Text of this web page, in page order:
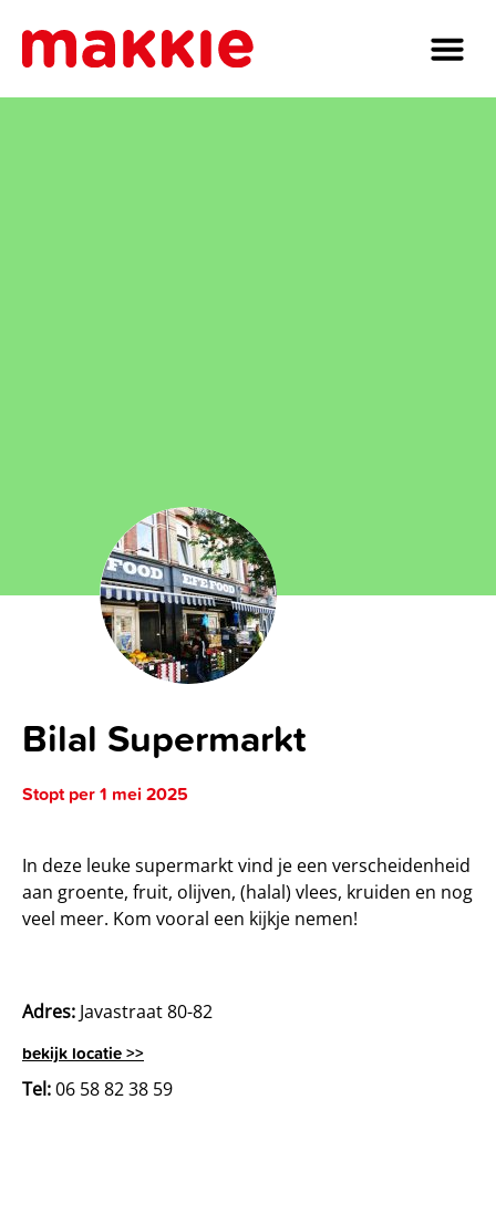
Bilal Supermarkt
Stopt per 1 mei 2025
In deze leuke supermarkt vind je een verscheidenheid
aan groente, fruit, olijven, (halal) vlees, kruiden en nog
veel meer. Kom vooral een kijkje nemen!
Adres: Javastraat 80-82
bekijk locatie >>
Tel:06 58 82 38 59